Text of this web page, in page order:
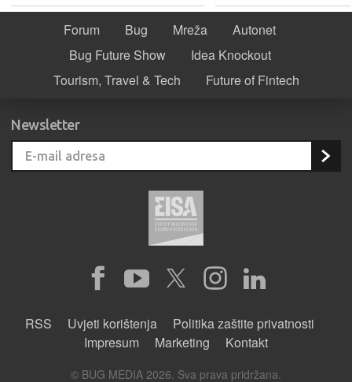
Forum Bug Mreža
Autonet
Bug Future Show
Idea Knockout
Tourism, Travel & Tech
Future of Fintech
Newsletter
RSS Uvjeti korištenja
Politika zaštite privatnosti
Impresum
Marketing Kontakt
© BUG MEDIA 2026. Sva prava pridržana.